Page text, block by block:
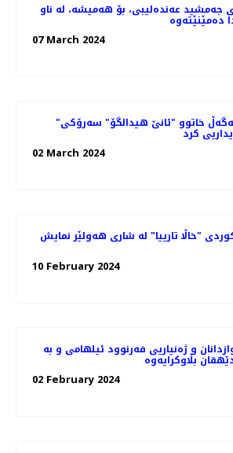
جەمشید عەندەلیبی، بۆ هەمیشە، لە ناو
دەمێنێتەوە
07 March 2024
"به‌همه‌ن قوبادی" له‌گه‌ڵ خاتوو "ئانێ هیدالگۆ" سه‌رۆکی
کرد
02 March 2024
"خاڵا تارییا" لە شاری هه‌ولێر نمایش
10 February 2024
و ژه‌نیاریی فه‌رنوود ئیلهامی و به‌
بڵاوکرایەوە
02 February 2024